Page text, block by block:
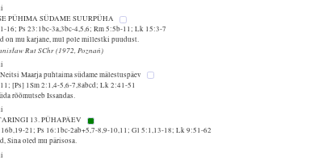
PÜHIMA SÜDAME SUURPÜHA
16; Ps 23:1bc-3a,3bc-4,5,6; Rm 5:5b-11; Lk 15:3-7
on mu karjane, mul pole millestki puudust.
Rut SChr (1972, Poznań)
Maarja puhtaima südame mälestuspäev
[Ps] 1Sm 2:1,4-5,6-7,8abcd; Lk 2:41-51
rõõmutseb Issandas.
13. PÜHAPÄEV
21; Ps 16:1bc-2ab+5,7-8,9-10,11; Gl 5:1,13-18; Lk 9:51-62
Sina oled mu pärisosa.